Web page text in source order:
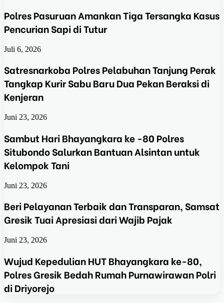
Polres Pasuruan Amankan Tiga Tersangka Kasus
Pencurian Sapi di Tutur
Juli 6, 2026
Satresnarkoba Polres Pelabuhan Tanjung Perak
Tangkap Kurir Sabu Baru Dua Pekan Beraksi di
Kenjeran
Juni 23, 2026
Sambut Hari Bhayangkara ke -80 Polres
Situbondo Salurkan Bantuan Alsintan untuk
Kelompok Tani
Juni 23, 2026
Beri Pelayanan Terbaik dan Transparan, Samsat
Gresik Tuai Apresiasi dari Wajib Pajak
Juni 23, 2026
Wujud Kepedulian HUT Bhayangkara ke-80,
Polres Gresik Bedah Rumah Purnawirawan Polri
di Driyorejo